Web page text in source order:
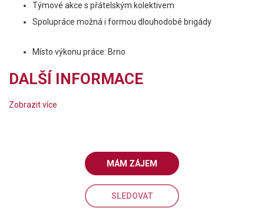
Týmové akce s přátelským kolektivem
Spolupráce možná i formou dlouhodobé brigády
Místo výkonu práce: Brno
DALŠÍ INFORMACE
Zobrazit více
MÁM ZÁJEM
SLEDOVAT